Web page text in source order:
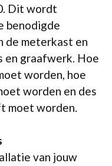
Dit wordt
benodigde
de meterkast en
en graafwerk. Hoe
worden, hoe
worden en des
moet worden.
van jouw